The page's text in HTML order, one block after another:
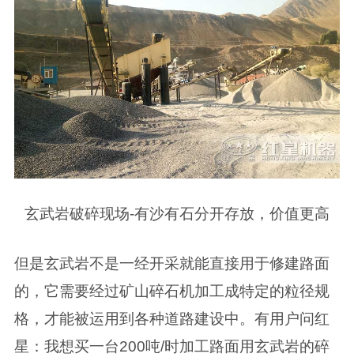
玄武岩破碎现场-有沙有石分开存放，价值更高
但是玄武岩不是一经开采就能直接用于修建路面
的，它需要经过矿山碎石机加工成特定的粒径规
格，才能被运用到各种道路建设中。有用户问红
星：我想买一台200吨/时加工路面用玄武岩的碎